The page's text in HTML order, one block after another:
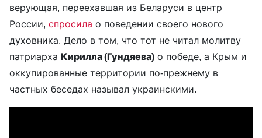
верующая, переехавшая из Беларуси в центр
России, спросила о поведении своего нового
духовника. Дело в том, что тот не читал молитву
патриарха Кирилла (Гундяева) о победе, а Крым и
оккупированные территории по-прежнему в
частных беседах называл украинскими.